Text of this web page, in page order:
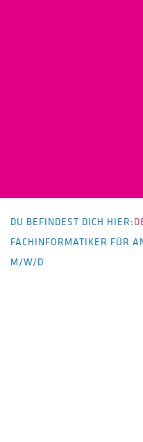
DU BEFINDEST DICH HIER:
FACHINFORMATIKER FÜR
M/W/D